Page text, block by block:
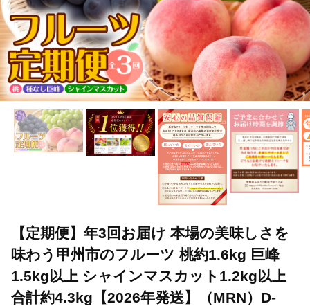
【定期便】年3回お届け 本場の美味しさを
味わう甲州市のフルーツ 桃約1.6kg 巨峰
1.5kg以上 シャインマスカット1.2kg以上
合計約4.3kg【2026年発送】（MRN）D-